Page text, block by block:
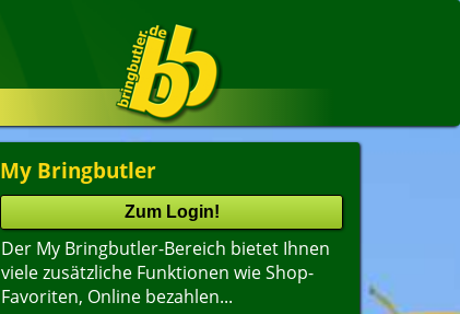
My Bringbutler
Der My Bringbutler-Bereich bietet Ihnen
viele zusätzliche Funktionen wie Shop-
Favoriten, Online bezahlen...